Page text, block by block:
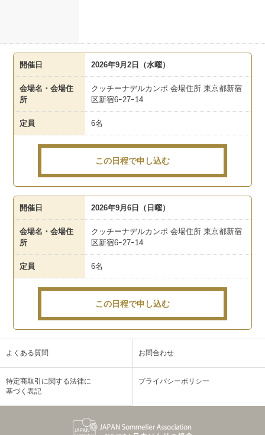
開催日 2026年9月2日（水曜）
会場名・会場住
所
クッチーナデルカンポ 会場住所 東京都新宿
区新宿6ｰ27ｰ14
定員 6名
この日程で申し込む
開催日 2026年9月6日（日曜）
会場名・会場住
所
クッチーナデルカンポ 会場住所 東京都新宿
区新宿6ｰ27ｰ14
定員 6名
この日程で申し込む
よくある質問 お問合わせ
特定商取引に関する法律に
基づく表記
プライバシーポリシー